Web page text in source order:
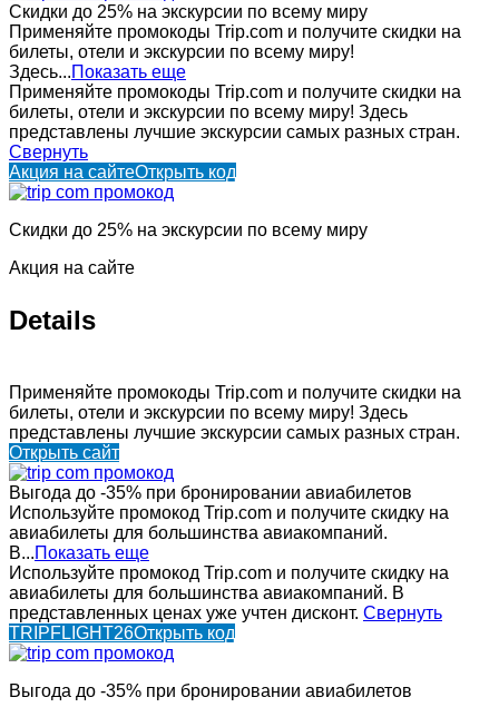
Скидки до 25% на экскурсии по всему миру
Применяйте промокоды Trip.com и получите скидки на
билеты, отели и экскурсии по всему миру!
Здесь...Показать еще
Применяйте промокоды Trip.com и получите скидки на
билеты, отели и экскурсии по всему миру! Здесь
представлены лучшие экскурсии самых разных стран.
Свернуть
Акция на сайтеОткрыть код
Скидки до 25% на экскурсии по всему миру
Акция на сайте
Details
Применяйте промокоды Trip.com и получите скидки на
билеты, отели и экскурсии по всему миру! Здесь
представлены лучшие экскурсии самых разных стран.
Открыть сайт
Выгода до -35% при бронировании авиабилетов
Используйте промокод Trip.com и получите скидку на
авиабилеты для большинства авиакомпаний.
В...Показать еще
Используйте промокод Trip.com и получите скидку на
авиабилеты для большинства авиакомпаний. В
представленных ценах уже учтен дисконт. Свернуть
TRIPFLIGHT26Открыть код
Выгода до -35% при бронировании авиабилетов